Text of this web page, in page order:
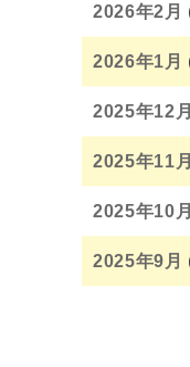
2026年2月
2026年1月
2025年12月
2025年11月
2025年10月
2025年9月